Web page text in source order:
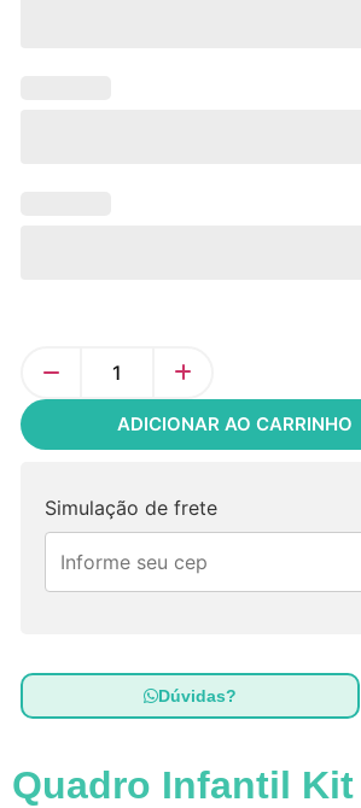
ADICIONAR AO CARRINHO
Simulação de frete
Dúvidas?
Quadro Infantil